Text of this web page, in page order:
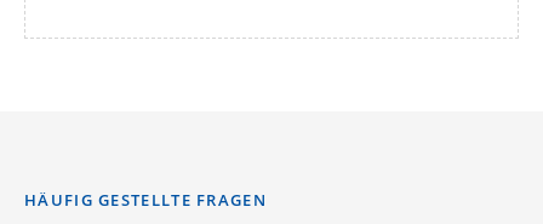
HÄUFIG GESTELLTE FRAGEN